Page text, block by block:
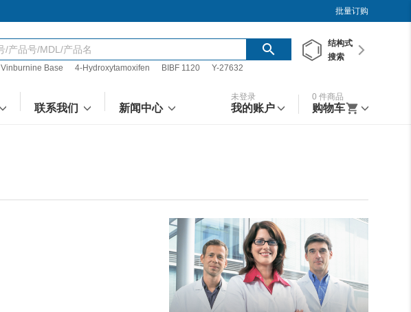
批量订购
结构式
搜索
Vinburnine Base 4-Hydroxytamoxifen BIBF 1120 Y-27632
联系我们 新闻中心
未登录
我的账户
0 件商品
购物车